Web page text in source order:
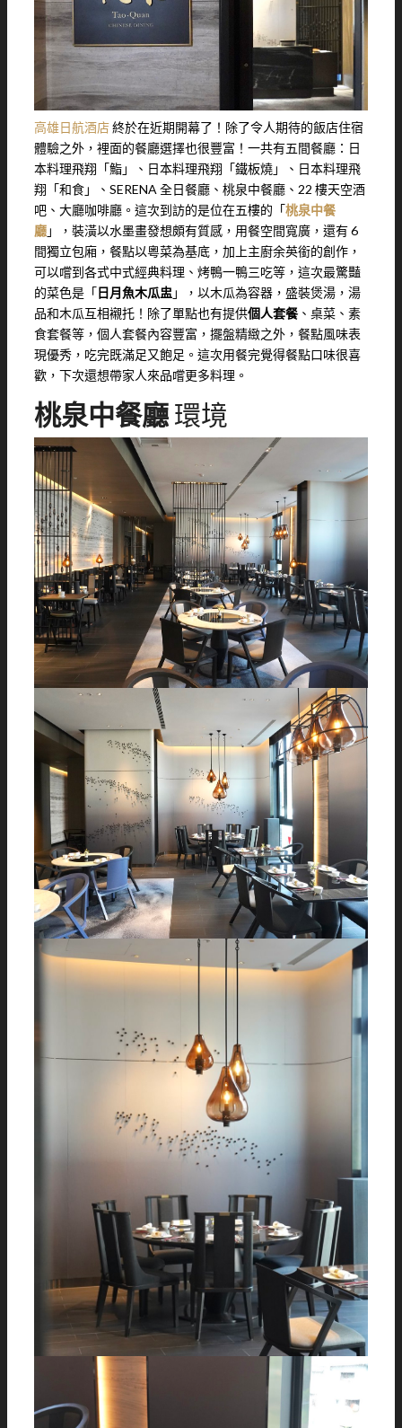
高雄日航酒店終於在近期開幕了！除了令人期待的飯店住宿
體驗之外，裡面的餐廳選擇也很豐富！一共有五間餐廳：日
本料理飛翔「鮨」、日本料理飛翔「鐵板燒」、日本料理飛
翔「和食」、SERENA 全日餐廳、桃泉中餐廳、22 樓天空酒
吧、大廳咖啡廳。這次到訪的是位在五樓的「桃泉中餐
廳」，裝潢以水墨畫發想頗有質感，用餐空間寬廣，還有 6
間獨立包廂，餐點以粵菜為基底，加上主廚余英銜的創作，
可以嚐到各式中式經典料理、烤鴨一鴨三吃等，這次最驚豔
的菜色是「日月魚木瓜盅 」，以木瓜為容器，盛裝煲湯，湯
品和木瓜互相襯托！除了單點也有提供個人套餐、桌菜、素
食套餐等，個人套餐內容豐富，擺盤精緻之外，餐點風味表
現優秀，吃完既滿足又飽足。這次用餐完覺得餐點口味很喜
歡，下次還想帶家人來品嚐更多料理。
桃泉中餐廳環境